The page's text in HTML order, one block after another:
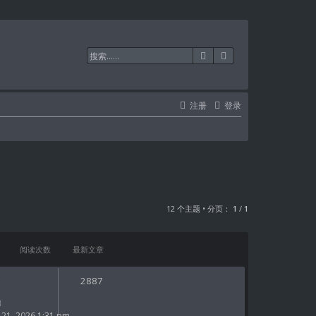
搜索
登录
注册
12 个主题 • 分页： 1 / 1
阅读次数 最新文章
2887